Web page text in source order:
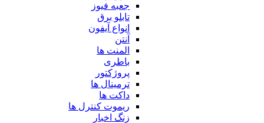
جعبه فیوز
تابلو برق
انواع آیفون
آنتن
المنت ها
باطری
پروژکتور
ترمینال ها
داکت ها
ریموت کنترل ها
زنگ اخبار